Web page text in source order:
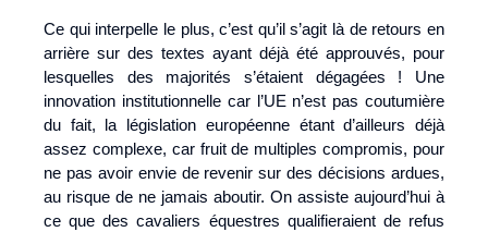
Ce qui interpelle le plus, c’est qu’il s’agit là de retours en
arrière sur des textes ayant déjà été approuvés, pour
lesquelles des majorités s’étaient dégagées ! Une
innovation institutionnelle car l’UE n’est pas coutumière
du fait, la législation européenne étant d’ailleurs déjà
assez complexe, car fruit de multiples compromis, pour
ne pas avoir envie de revenir sur des décisions ardues,
au risque de ne jamais aboutir. On assiste aujourd’hui à
ce que des cavaliers équestres qualifieraient de refus